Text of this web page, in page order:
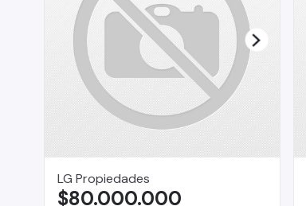
LG Propiedades
$80.000.000